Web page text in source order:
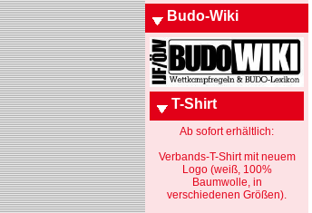
Budo-Wiki
T-Shirt
Ab sofort erhältlich:
Verbands-T-Shirt mit neuem
Logo (weiß, 100%
Baumwolle, in
verschiedenen Größen).